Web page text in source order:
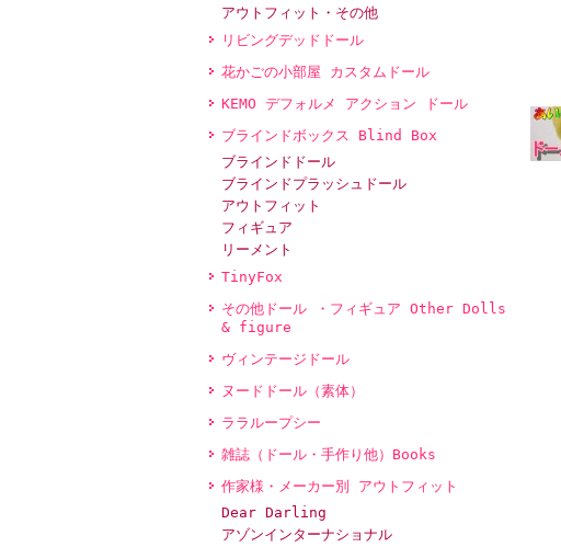
アウトフィット・その他
リビングデッドドール
花かごの小部屋 カスタムドール
KEMO デフォルメ アクション ドール
ブラインドボックス Blind Box
ブラインドドール
ブラインドプラッシュドール
アウトフィット
フィギュア
リーメント
TinyFox
その他ドール ・フィギュア Other Dolls
& figure
ヴィンテージドール
ヌードドール（素体）
ララループシー
雑誌（ドール・手作り他）Books
作家様・メーカー別 アウトフィット
Dear Darling
アゾンインターナショナル